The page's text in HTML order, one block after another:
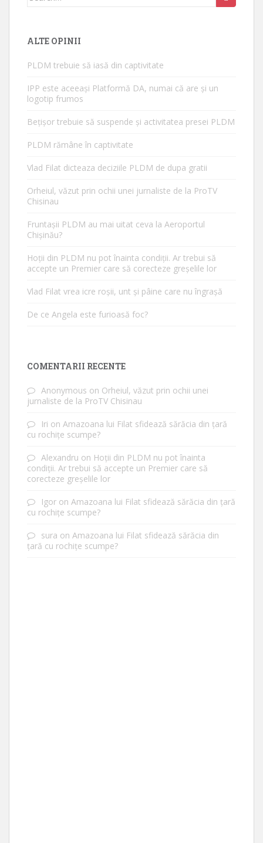
ALTE OPINII
PLDM trebuie să iasă din captivitate
IPP este aceeași Platformă DA, numai că are și un
logotip frumos
Bețișor trebuie să suspende și activitatea presei PLDM
PLDM rămâne în captivitate
Vlad Filat dicteaza deciziile PLDM de dupa gratii
Orheiul, văzut prin ochii unei jurnaliste de la ProTV
Chisinau
Fruntașii PLDM au mai uitat ceva la Aeroportul
Chișinău?
Hoții din PLDM nu pot înainta condiții. Ar trebui să
accepte un Premier care să corecteze greșelile lor
Vlad Filat vrea icre roșii, unt și pâine care nu îngrașă
De ce Angela este furioasă foc?
COMENTARII RECENTE
Anonymous on Orheiul, văzut prin ochii unei
jurnaliste de la ProTV Chisinau
Iri on Amazoana lui Filat sfidează sărăcia din țară
cu rochițe scumpe?
Alexandru on Hoții din PLDM nu pot înainta
condiții. Ar trebui să accepte un Premier care să
corecteze greșelile lor
Igor on Amazoana lui Filat sfidează sărăcia din țară
cu rochițe scumpe?
sura on Amazoana lui Filat sfidează sărăcia din
țară cu rochițe scumpe?